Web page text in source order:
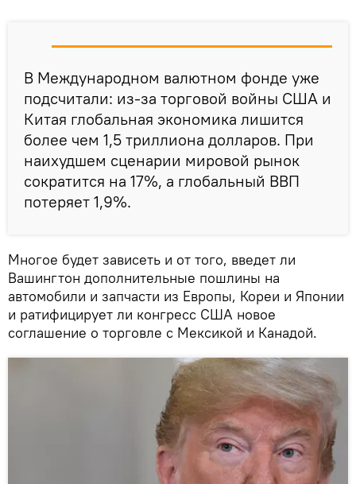
В Международном валютном фонде уже
подсчитали: из-за торговой войны США и
Китая глобальная экономика лишится
более чем 1,5 триллиона долларов. При
наихудшем сценарии мировой рынок
сократится на 17%, а глобальный ВВП
потеряет 1,9%.
Многое будет зависеть и от того, введет ли
Вашингтон дополнительные пошлины на
автомобили и запчасти из Европы, Кореи и Японии
и ратифицирует ли конгресс США новое
соглашение о торговле с Мексикой и Канадой.